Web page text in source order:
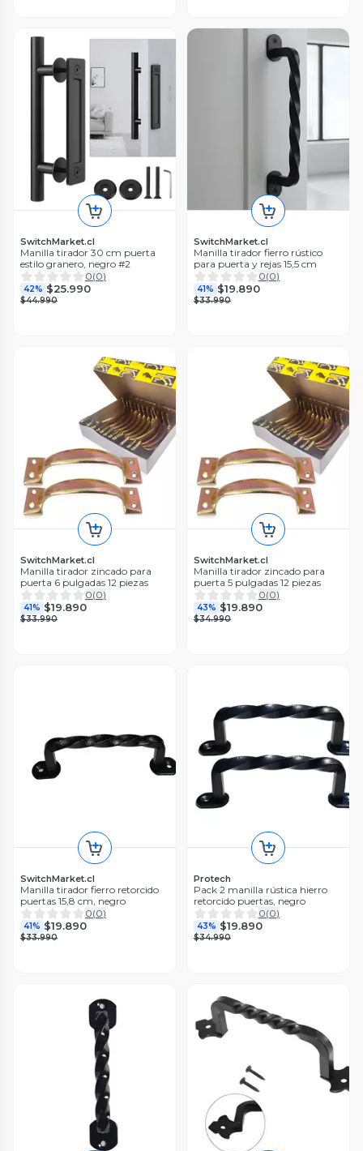
SwitchMarket.cl
Manilla tirador 30 cm puerta
estilo granero, negro #2
0(0)
42% $25.990
$44.990
SwitchMarket.cl
Manilla tirador fierro rústico
para puerta y rejas 15,5 cm
0(0)
41% $19.890
$33.990
SwitchMarket.cl
Manilla tirador zincado para
puerta 6 pulgadas 12 piezas
0(0)
41% $19.890
$33.990
SwitchMarket.cl
Manilla tirador zincado para
puerta 5 pulgadas 12 piezas
0(0)
43% $19.890
$34.990
SwitchMarket.cl
Manilla tirador fierro retorcido
puertas 15,8 cm, negro
0(0)
41% $19.890
$33.990
Protech
Pack 2 manilla rústica hierro
retorcido puertas, negro
0(0)
43% $19.890
$34.990